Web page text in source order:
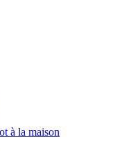
à la maison